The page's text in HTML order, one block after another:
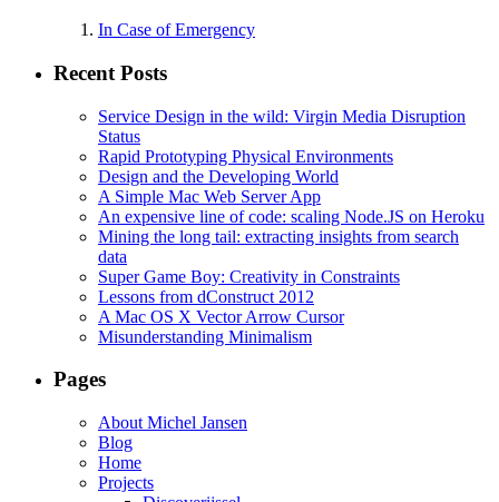
In Case of Emergency
Recent Posts
Service Design in the wild: Virgin Media Disruption
Status
Rapid Prototyping Physical Environments
Design and the Developing World
A Simple Mac Web Server App
An expensive line of code: scaling Node.JS on Heroku
Mining the long tail: extracting insights from search
data
Super Game Boy: Creativity in Constraints
Lessons from dConstruct 2012
A Mac OS X Vector Arrow Cursor
Misunderstanding Minimalism
Pages
About Michel Jansen
Blog
Home
Projects